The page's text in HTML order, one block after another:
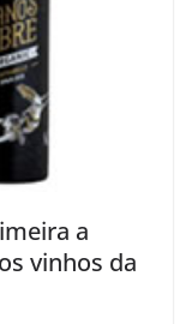
a
vinhos da